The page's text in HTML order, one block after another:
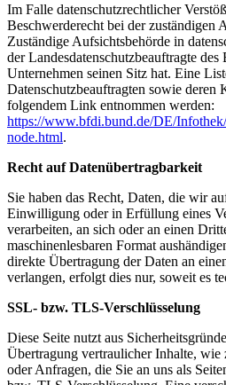
Im Falle datenschutzrechtlicher
Beschwerderecht bei der zuständigen
Zuständige Aufsichtsbehörde in
der Landesdatenschutzbeauftragte
Unternehmen seinen Sitz hat. Eine
Datenschutzbeauftragten sowie deren
folgendem Link entnommen werden:
https://www.bfdi.bund.de/DE/
node.html.
Recht auf Datenübertragbarkeit
Sie haben das Recht, Daten, die wir
Einwilligung oder in Erfüllung eines
verarbeiten, an sich oder an einen
maschinenlesbaren Format
direkte Übertragung der Daten an
verlangen, erfolgt dies nur, soweit es
SSL- bzw. TLS-Verschlüsselung
Diese Seite nutzt aus
Übertragung vertraulicher Inhalte, wie
oder Anfragen, die Sie an uns als